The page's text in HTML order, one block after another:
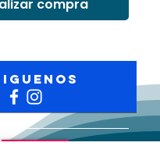
compra
Envió Gratuito